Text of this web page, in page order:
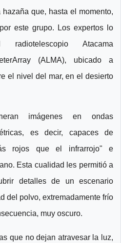
que, hasta el momento,
este grupo. Los expertos lo
Atacama
(ALMA), ubicado a
el nivel del mar, en el desierto
imágenes en ondas
es decir, capaces de
rojos que el infrarrojo" e
Esta cualidad les permitió a
detalles de un escenario
del polvo, extremadamente frío
muy oscuro.
que no dejan atravesar la luz,